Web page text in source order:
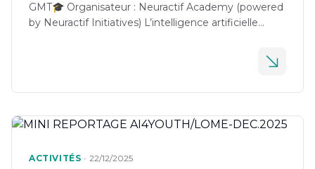
GMT🎓 Organisateur : Neuractif Academy (powered
by Neuractif Initiatives) L’intelligence artificielle
modèles IA […]
ACTIVITÉS • 22/12/2025